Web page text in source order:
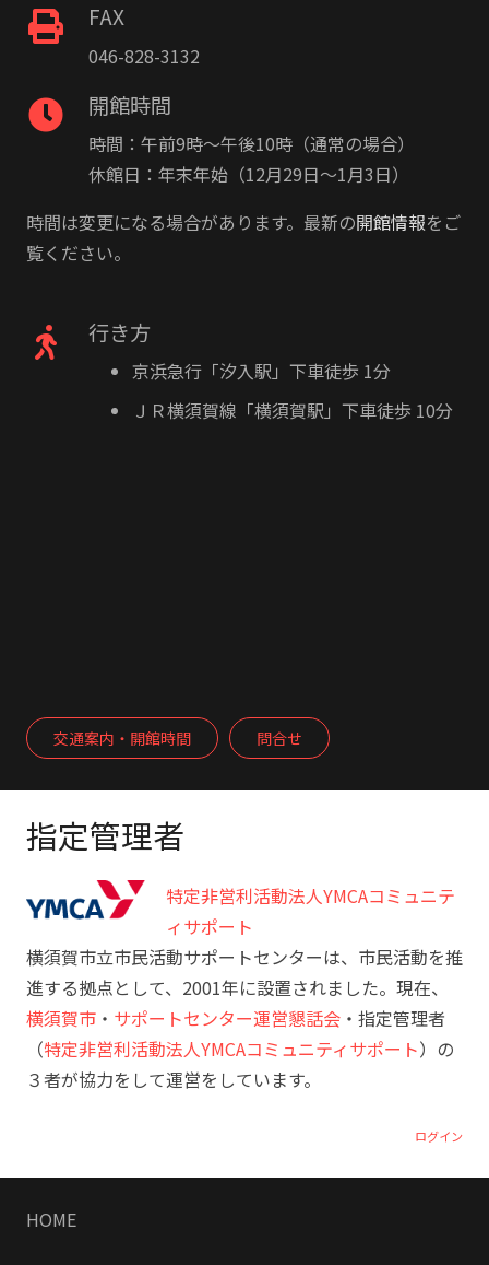
FAX
046-828-3132
開館時間
時間：午前9時〜午後10時（通常の場合）
休館日：年末年始（12月29日〜1月3日）
時間は変更になる場合があります。最新の開館情報をご
覧ください。
行き方
京浜急行「汐入駅」下車徒歩 1分
ＪＲ横須賀線「横須賀駅」下車徒歩 10分
交通案内・開館時間 問合せ
指定管理者
特定非営利活動法人YMCAコミュニテ
ィサポート
横須賀市立市民活動サポートセンターは、市民活動を推
進する拠点として、2001年に設置されました。現在、
横須賀市 ・ サポートセンター運営懇話会 ・指定管理者
（特定非営利活動法人YMCAコミュニティサポート）の
３者が協力をして運営をしています。
ログイン
HOME